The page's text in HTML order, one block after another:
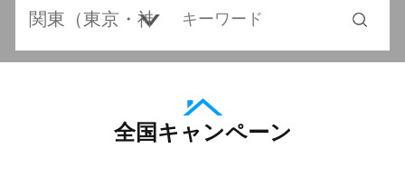
全国キャンペーン